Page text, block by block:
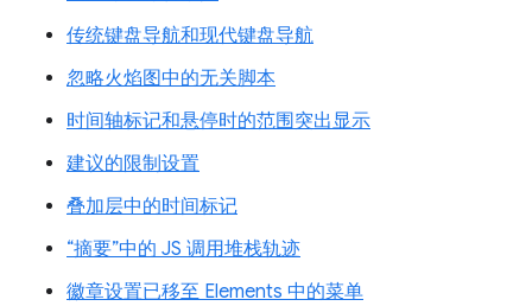
传统键盘导航和现代键盘导航
忽略火焰图中的无关脚本
时间轴标记和悬停时的范围突出显示
建议的限制设置
叠加层中的时间标记
“摘要”中的 JS 调用堆栈轨迹
徽章设置已移至 Elements 中的菜单